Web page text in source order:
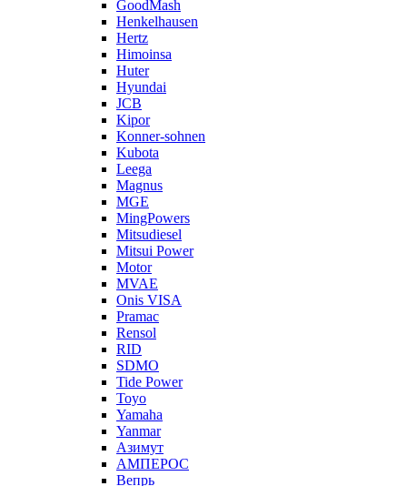
GoodMash
Henkelhausen
Hertz
Himoinsa
Huter
Hyundai
JCB
Kipor
Konner-sohnen
Kubota
Leega
Magnus
MGE
MingPowers
Mitsudiesel
Mitsui Power
Motor
MVAE
Onis VISA
Pramac
Rensol
RID
SDMO
Tide Power
Toyo
Yamaha
Yanmar
Азимут
АМПЕРОС
Вепрь